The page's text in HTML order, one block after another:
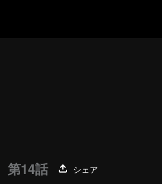
第14話
シェア